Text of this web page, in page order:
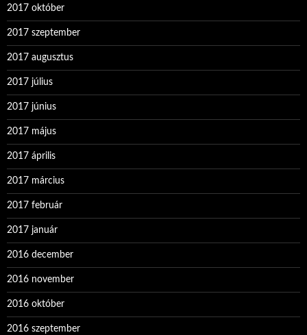
2017 október
2017 szeptember
2017 augusztus
2017 július
2017 június
2017 május
2017 április
2017 március
2017 február
2017 január
2016 december
2016 november
2016 október
2016 szeptember